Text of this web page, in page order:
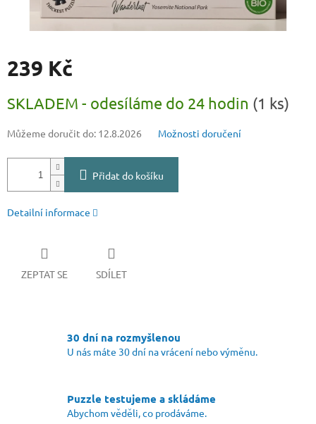
239 Kč
cena:
SKLADEM - odesíláme do 24 hodin (1 ks)
Můžeme doručit do: 12.8.2026 Možnosti doručení
Přidat do košíku
Detailní informace
ZEPTAT SE SDÍLET
30 dní na rozmyšlenou
U nás máte 30 dní na vrácení nebo výměnu.
Puzzle testujeme a skládáme
Abychom věděli, co prodáváme.